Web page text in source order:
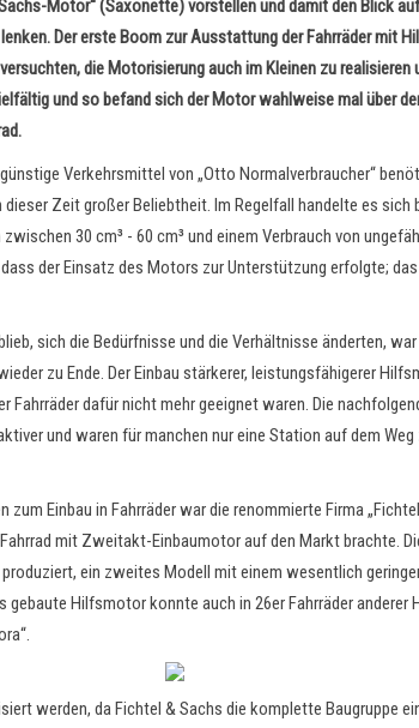
Motor“ (Saxonette) vorstellen und damit den Blick
Der erste Boom zur Ausstattung der Fahrräder mit
die Motorisierung auch im Kleinen zu
und so befand sich der Motor wahlweise mal über
Verkehrsmittel von „Otto Normalverbraucher“
Zeit großer Beliebtheit. Im Regelfall handelte es sich
30 cm³ - 60 cm³ und einem Verbrauch von
der Einsatz des Motors zur Unterstützung erfolgte;
sich die Bedürfnisse und die Verhältnisse änderten,
zu Ende. Der Einbau stärkerer, leistungsfähigerer
Fahrräder dafür nicht mehr geeignet waren. Die
und waren für manchen nur eine Station auf dem Weg
zum Einbau in Fahrräder war die renommierte Firma
mit Zweitakt-Einbaumotor auf den Markt brachte.
ein zweites Modell mit einem wesentlich
gebaute Hilfsmotor konnte auch in 26er Fahrräder anderer
werden, da Fichtel & Sachs die komplette Baugruppe